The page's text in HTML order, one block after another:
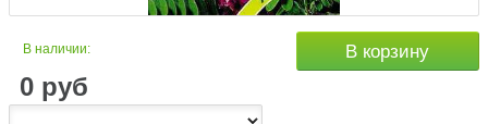
В наличии:
0 руб
В корзину